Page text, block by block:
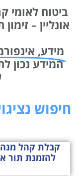
ביטוח לאומי
אונליין –
מידע,
חיפוש
קבלת קהל
להזמנת תור